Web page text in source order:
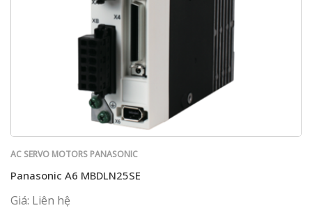
AC SERVO MOTORS PANASONIC
Panasonic A6 MBDLN25SE
Giá: Liên hệ